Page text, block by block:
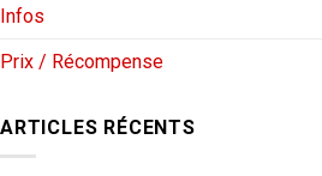
Infos
Prix / Récompense
ARTICLES RÉCENTS